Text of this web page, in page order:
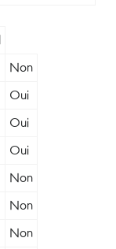
Non
Oui
Oui
Oui
Non
Non
Non